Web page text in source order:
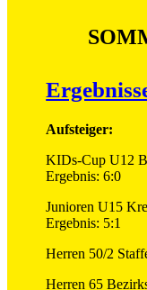
Aufsteiger:
KIDs-Cup U12
Ergebnis: 6:0
Junioren U15
Ergebnis: 5:1
Herren 50/2
Herren 65